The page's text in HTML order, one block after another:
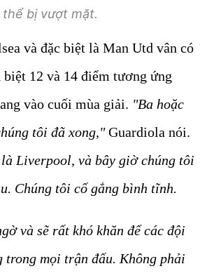
thể bị vượt mặt.
và đặc biệt là Man Utd vân có
biệt 12 và 14 điểm tương ứng
vào cuối mùa giải. "Ba hoặc
tôi đã xong,"Guardiola nói.
Liverpool, và bây giờ chúng tôi
Chúng tôi cố gắng bình tĩnh.
và sẽ rất khó khăn để các đội
trong mọi trận đấu. Không phải